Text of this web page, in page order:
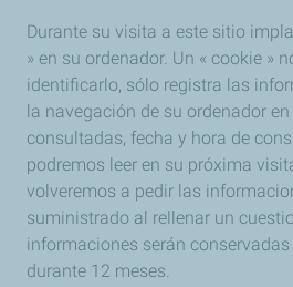
Durante su visita a este sitio
» en su ordenador. Un « cookie »
identificarlo, sólo registra las
la navegación de su ordenador
consultadas, fecha y hora de
podremos leer en su próxima
volveremos a pedir las
suministrado al rellenar un
informaciones serán
durante 12 meses.